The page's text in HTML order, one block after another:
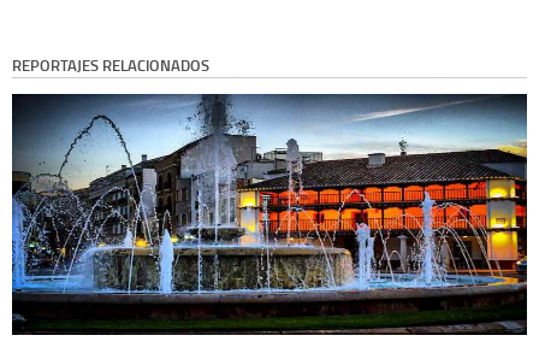
REPORTAJES RELACIONADOS